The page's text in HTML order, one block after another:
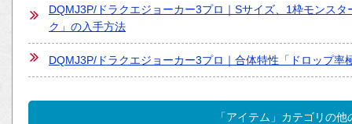
DQMJ3P/ドラクエジョーカー3プロ｜Sサイズ、1枠モンス
ク」の入手方法
DQMJ3P/ドラクエジョーカー3プロ｜合体特性「ドロップ
「アイテム」カテゴリの